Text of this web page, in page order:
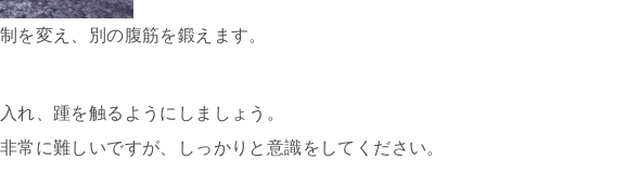
を変え、別の腹筋を鍛えます。
れ、踵を触るようにしましょう。
常に難しいですが、しっかりと意識をしてください。